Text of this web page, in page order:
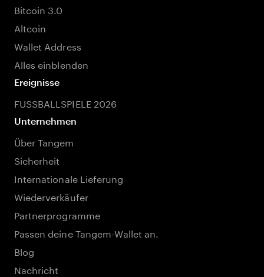
Bitcoin 3.0
Altcoin
Wallet Address
Alles einblenden
Ereignisse
FUSSBALLSPIELE 2026
Unternehmen
Über Tangem
Sicherheit
Internationale Lieferung
Wiederverkäufer
Partnerprogramme
Passen deine Tangem-Wallet an.
Blog
Nachricht